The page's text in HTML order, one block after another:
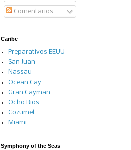
Comentarios
Caribe
Preparativos EEUU
San Juan
Nassau
Ocean Cay
Gran Cayman
Ocho Rios
Cozumel
Miami
Symphony of the Seas